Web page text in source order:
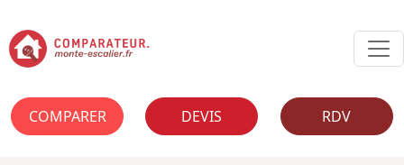
COMPARER DEVIS RDV